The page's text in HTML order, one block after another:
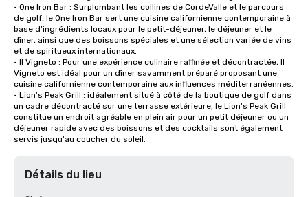
• One Iron Bar : Surplombant les collines de CordeValle et le parcours
de golf, le One Iron Bar sert une cuisine californienne contemporaine à
base d'ingrédients locaux pour le petit-déjeuner, le déjeuner et le
dîner, ainsi que des boissons spéciales et une sélection variée de vins
et de spiritueux internationaux.
• Il Vigneto : Pour une expérience culinaire raffinée et décontractée, Il
Vigneto est idéal pour un dîner savamment préparé proposant une
cuisine californienne contemporaine aux influences méditerranéennes.
• Lion's Peak Grill : idéalement situé à côté de la boutique de golf dans
un cadre décontracté sur une terrasse extérieure, le Lion's Peak Grill
constitue un endroit agréable en plein air pour un petit déjeuner ou un
déjeuner rapide avec des boissons et des cocktails sont également
servis jusqu'au coucher du soleil.
Détails du lieu